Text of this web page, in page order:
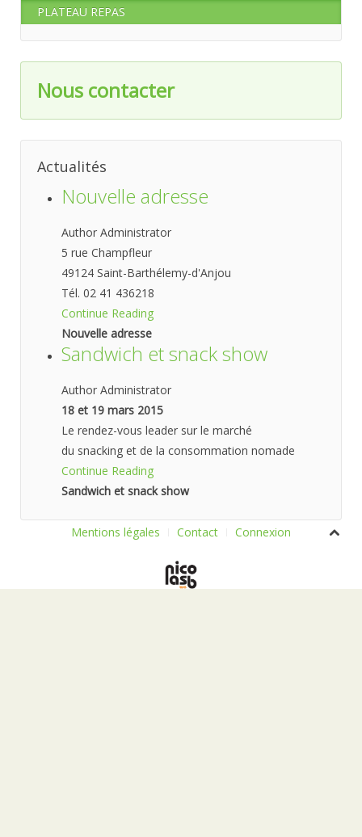
Boîte chocolat
Boîte macarons
Ballotin
Barquette
PLATEAU REPAS
Nous contacter
Actualités
Nouvelle adresse
Author Administrator
5 rue Champfleur
49124 Saint-Barthélemy-d'Anjou
Tél. 02 41 436218
Continue Reading
Nouvelle adresse
Sandwich et snack show
Author Administrator
18 et 19 mars 2015
Le rendez-vous leader sur le marché
du snacking et de la consommation nomade
Continue Reading
Sandwich et snack show
Mentions légales Contact Connexion